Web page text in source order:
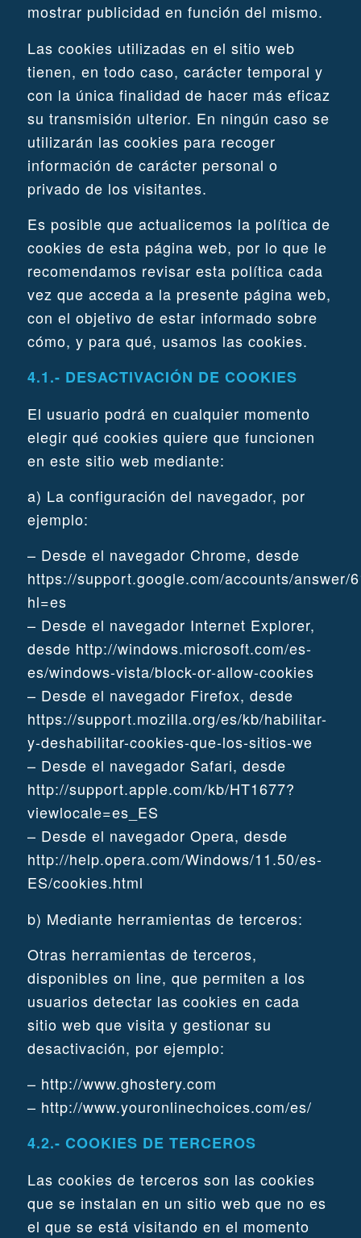
mostrar publicidad en función del mismo.
Las cookies utilizadas en el sitio web
tienen, en todo caso, carácter temporal y
con la única finalidad de hacer más eficaz
su transmisión ulterior. En ningún caso se
utilizarán las cookies para recoger
información de carácter personal o
privado de los visitantes.
Es posible que actualicemos la política de
cookies de esta página web, por lo que le
recomendamos revisar esta política cada
vez que acceda a la presente página web,
con el objetivo de estar informado sobre
cómo, y para qué, usamos las cookies.
4.1.- DESACTIVACIÓN DE COOKIES
El usuario podrá en cualquier momento
elegir qué cookies quiere que funcionen
en este sitio web mediante:
a) La configuración del navegador, por
ejemplo:
– Desde el navegador Chrome, desde
https://support.google.com/accounts/answer/
hl=es
– Desde el navegador Internet Explorer,
desde http://windows.microsoft.com/es-
es/windows-vista/block-or-allow-cookies
– Desde el navegador Firefox, desde
https://support.mozilla.org/es/kb/habilitar-
y-deshabilitar-cookies-que-los-sitios-we
– Desde el navegador Safari, desde
http://support.apple.com/kb/HT1677?
viewlocale=es_ES
– Desde el navegador Opera, desde
http://help.opera.com/Windows/11.50/es-
ES/cookies.html
b) Mediante herramientas de terceros:
Otras herramientas de terceros,
disponibles on line, que permiten a los
usuarios detectar las cookies en cada
sitio web que visita y gestionar su
desactivación, por ejemplo:
– http://www.ghostery.com
– http://www.youronlinechoices.com/es/
4.2.- COOKIES DE TERCEROS
Las cookies de terceros son las cookies
que se instalan en un sitio web que no es
el que se está visitando en el momento